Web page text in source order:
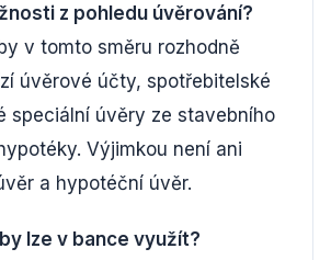
z pohledu úvěrování?
v tomto směru rozhodně
úvěrové účty, spotřebitelské
speciální úvěry ze stavebního
Výjimkou není ani
a hypotéční úvěr.
lze v bance využít?